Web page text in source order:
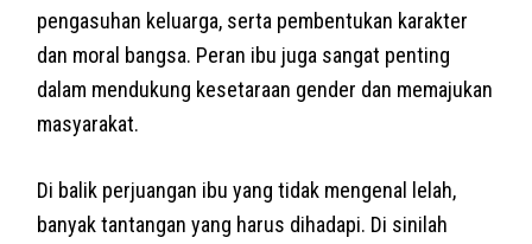
pengasuhan keluarga, serta pembentukan karakter
dan moral bangsa. Peran ibu juga sangat penting
dalam mendukung kesetaraan gender dan memajukan
masyarakat.
Di balik perjuangan ibu yang tidak mengenal lelah,
banyak tantangan yang harus dihadapi. Di sinilah